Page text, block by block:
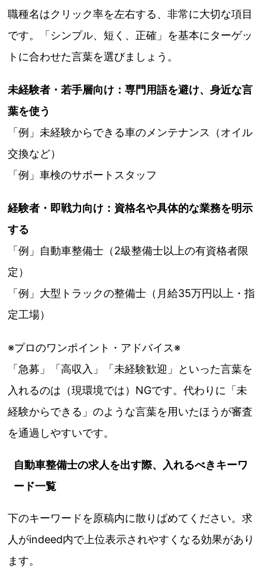
職種名はクリック率を左右する、非常に大切な項目
です。「シンプル、短く、正確」を基本にターゲッ
トに合わせた言葉を選びましょう。
未経験者・若手層向け：専門用語を避け、身近な言
葉を使う
「例」未経験からできる車のメンテナンス（オイル
交換など）
「例」車検のサポートスタッフ
経験者・即戦力向け： 資格名や具体的な業務を明示
する
「例」自動車整備士（2級整備士以上の有資格者限
定）
「例」大型トラックの整備士（月給35万円以上・指
定工場）
※プロのワンポイント・アドバイス※
「急募」「高収入」「未経験歓迎」といった言葉を
入れるのは（現環境では）NGです。代わりに「未
経験からできる」のような言葉を用いたほうが審査
を通過しやすいです。
自動車整備士の求人を出す際、入れるべきキーワ
ード一覧
下のキーワードを原稿内に散りばめてください。求
人がindeed内で上位表示されやすくなる効果があり
ます。